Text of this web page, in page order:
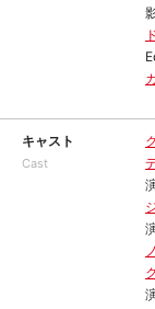
キャスト
Cast